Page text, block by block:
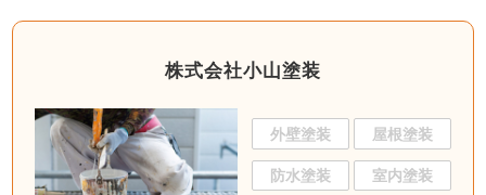
株式会社小山塗装
外壁塗装 屋根塗装
防水塗装 室内塗装